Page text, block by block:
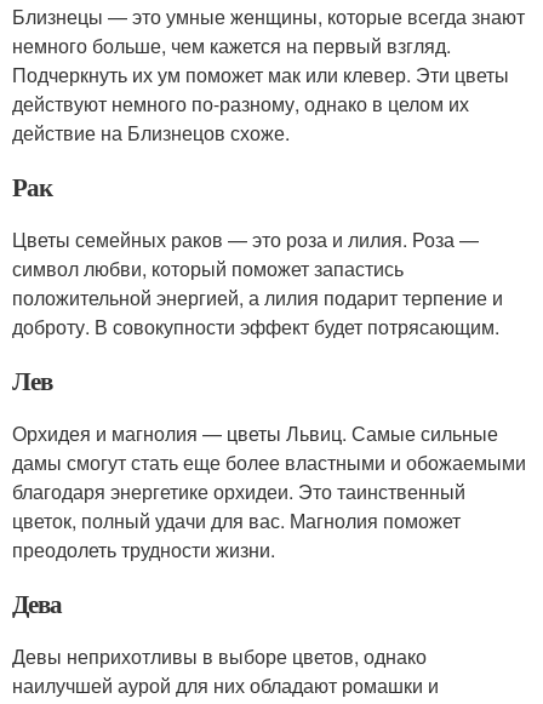
Близнецы — это умные женщины, которые всегда знают
немного больше, чем кажется на первый взгляд.
Подчеркнуть их ум поможет мак или клевер. Эти цветы
действуют немного по-разному, однако в целом их
действие на Близнецов схоже.
Рак
Цветы семейных раков — это роза и лилия. Роза —
символ любви, который поможет запастись
положительной энергией, а лилия подарит терпение и
доброту. В совокупности эффект будет потрясающим.
Лев
Орхидея и магнолия — цветы Львиц. Самые сильные
дамы смогут стать еще более властными и обожаемыми
благодаря энергетике орхидеи. Это таинственный
цветок, полный удачи для вас. Магнолия поможет
преодолеть трудности жизни.
Дева
Девы неприхотливы в выборе цветов, однако
наилучшей аурой для них обладают ромашки и